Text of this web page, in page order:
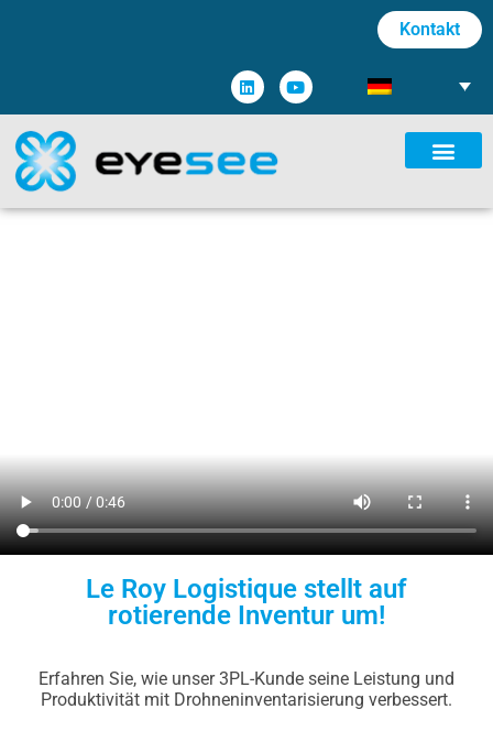
Kontakt
Le Roy Logistique stellt auf
rotierende Inventur um!
Erfahren Sie, wie unser 3PL-Kunde seine Leistung und
Produktivität mit Drohneninventarisierung verbessert.